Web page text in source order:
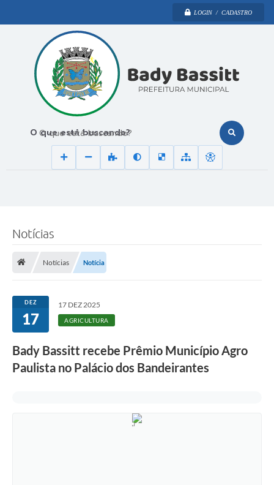
LOGIN / CADASTRO
O que está buscando?
Notícias
Notícias Notícia
DEZ
17
17 DEZ 2025
AGRICULTURA
Bady Bassitt recebe Prêmio Município Agro
Paulista no Palácio dos Bandeirantes